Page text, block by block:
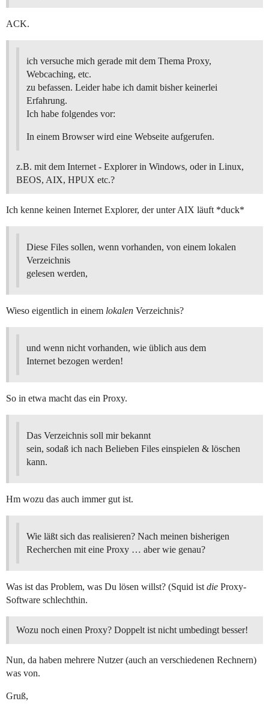
ACK.
ich versuche mich gerade mit dem Thema Proxy,
Webcaching, etc.
zu befassen. Leider habe ich damit bisher keinerlei
Erfahrung.
Ich habe folgendes vor:
In einem Browser wird eine Webseite aufgerufen.
z.B. mit dem Internet - Explorer in Windows, oder in Linux,
BEOS, AIX, HPUX etc.?
Ich kenne keinen Internet Explorer, der unter AIX läuft *duck*
Diese Files sollen, wenn vorhanden, von einem lokalen
Verzeichnis
gelesen werden,
Wieso eigentlich in einem lokalen Verzeichnis?
und wenn nicht vorhanden, wie üblich aus dem
Internet bezogen werden!
So in etwa macht das ein Proxy.
Das Verzeichnis soll mir bekannt
sein, sodaß ich nach Belieben Files einspielen & löschen
kann.
Hm wozu das auch immer gut ist.
Wie läßt sich das realisieren? Nach meinen bisherigen
Recherchen mit eine Proxy … aber wie genau?
Was ist das Problem, was Du lösen willst? (Squid ist die Proxy-
Software schlechthin.
Wozu noch einen Proxy? Doppelt ist nicht umbedingt besser!
Nun, da haben mehrere Nutzer (auch an verschiedenen Rechnern)
was von.
Gruß,